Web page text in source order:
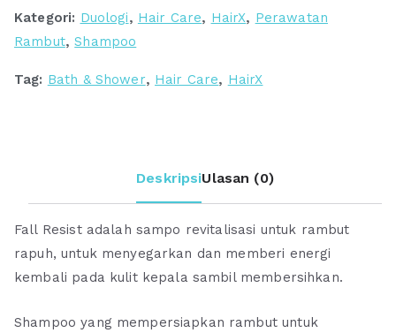
Hair
Care
Kategori: Duologi, Hair Care, HairX, Perawatan
Rambut,Shampoo
Tag: Bath & Shower, Hair Care, HairX
DeskripsiUlasan (0)
Fall Resist adalah sampo revitalisasi untuk rambut
rapuh, untuk menyegarkan dan memberi energi
kembali pada kulit kepala sambil membersihkan.
Shampoo yang mempersiapkan rambut untuk